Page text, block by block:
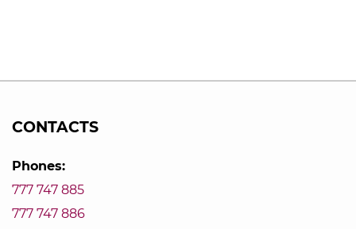
CONTACTS
Phones:
777 747 885
777 747 886